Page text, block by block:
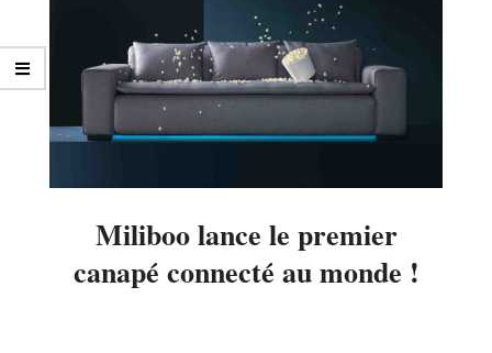
Miliboo lance le premier
canapé connecté au monde !